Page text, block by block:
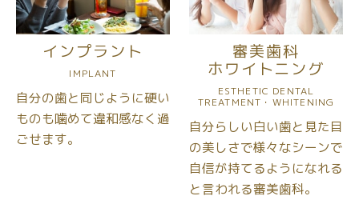
インプラント
IMPLANT
自分の歯と同じように硬い
ものも噛めて違和感なく過
ごせます。
審美歯科
ホワイトニング
ESTHETIC DENTAL
TREATMENT・WHITENING
自分らしい白い歯と見た目
の美しさで様々なシーンで
自信が持てるようになれる
と言われる審美歯科。